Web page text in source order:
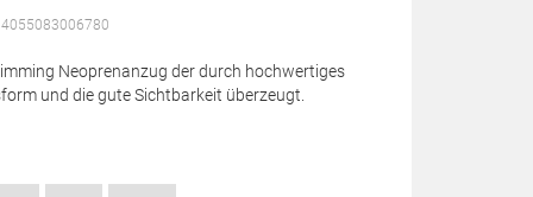
4055083006780
Neoprenanzug der durch hochwertiges
und die gute Sichtbarkeit überzeugt.